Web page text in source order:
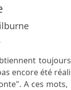
encore été
A ces